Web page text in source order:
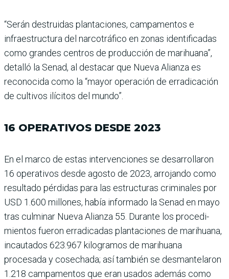
“Serán destruidas plantacio­nes, campamentos e
infraes­tructura del narcotráfico en zonas identificadas
como grandes centros de produc­ción de marihuana”,
detalló la Senad, al destacar que Nueva Alianza es
reconocida como la “mayor operación de erradi­cación
de cultivos ilícitos del mundo”.
16 OPERATIVOS DESDE 2023
En el marco de estas inter­venciones se desarrollaron
16 operativos desde agosto de 2023, arrojando como
resultado pérdidas para las estructuras crimina­les por
USD 1.600 millones, había informado la Senad en mayo
tras culminar Nueva Alianza 55. Durante los procedi­
mientos fueron erradica­das plantaciones de mari­huana,
incautados 623.967 kilogramos de marihuana
procesada y cosechada; así también se desmantelaron
1.218 campamentos que eran usados además como